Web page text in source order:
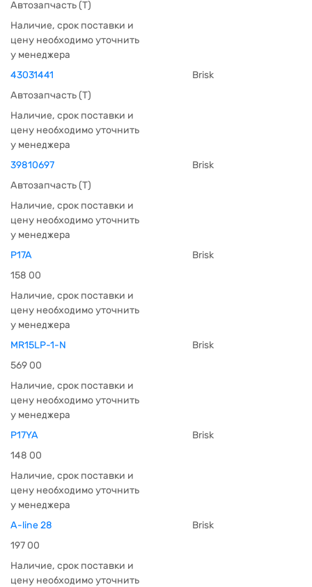
Автозапчасть (Т)
Наличие, срок поставки и
цену необходимо уточнить
у менеджера
43031441
Brisk
Автозапчасть (Т)
Наличие, срок поставки и
цену необходимо уточнить
у менеджера
39810697
Brisk
Автозапчасть (Т)
Наличие, срок поставки и
цену необходимо уточнить
у менеджера
P17A
Brisk
158 00
Наличие, срок поставки и
цену необходимо уточнить
у менеджера
MR15LP-1-N
Brisk
569 00
Наличие, срок поставки и
цену необходимо уточнить
у менеджера
P17YA
Brisk
148 00
Наличие, срок поставки и
цену необходимо уточнить
у менеджера
A-line 28
Brisk
197 00
Наличие, срок поставки и
цену необходимо уточнить